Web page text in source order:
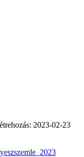
2023-02-23